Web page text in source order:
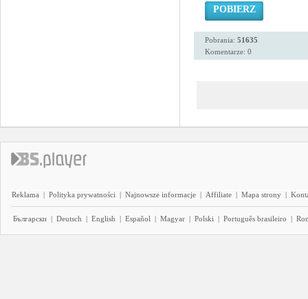
POBIERZ
Pobrania: 51635
Komentarze: 0
Reklama | Polityka prywatności | Najnowsze informacje | Affiliate | Mapa strony |
Български | Deutsch | English | Español | Magyar | Polski | Português brasileiro |